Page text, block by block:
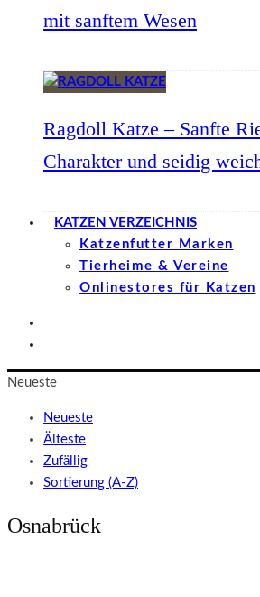
mit sanftem Wesen
Ragdoll Katze – Sanfte
Charakter und seidig
KATZEN VERZEICHNIS
Katzenfutter Marken
Tierheime & Vereine
Onlinestores für Katzen
Neueste
Neueste
Älteste
Zufällig
Sortierung (A-Z)
Osnabrück